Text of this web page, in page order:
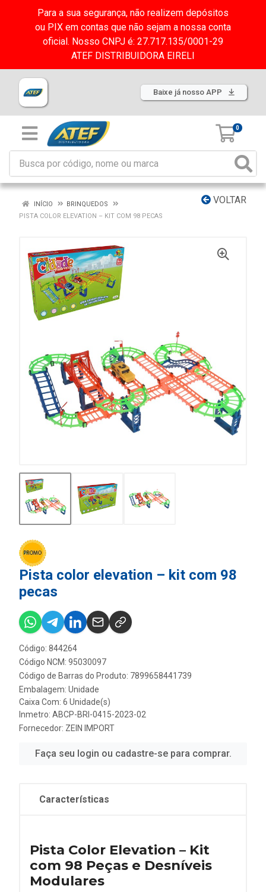
Para a sua segurança, não realizem depósitos
ou PIX em contas que não sejam a nossa conta
oficial. Nosso CNPJ é: 27.717.135/0001-29
ATEF DISTRIBUIDORA EIRELI
Baixe já nosso APP
0
VOLTAR
INÍCIO
BRINQUEDOS
PISTA COLOR ELEVATION – KIT COM 98 PECAS
Pista color elevation – kit com 98
pecas
Código: 844264
Código NCM: 95030097
Código de Barras do Produto: 7899658441739
Embalagem: Unidade
Caixa Com: 6 Unidade(s)
Inmetro: ABCP-BRI-0415-2023-02
Fornecedor: ZEIN IMPORT
Faça seu login ou cadastre-se para comprar.
Características
Pista Color Elevation – Kit
com 98 Peças e Desníveis
Modulares